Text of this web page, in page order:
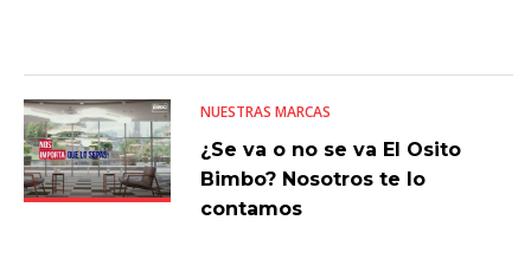
NUESTRAS MARCAS
¿Se va o no se va El Osito
Bimbo? Nosotros te lo
contamos